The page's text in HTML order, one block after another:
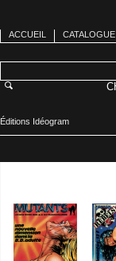
ACCUEIL CATALOGUE
Éditions Idéogram